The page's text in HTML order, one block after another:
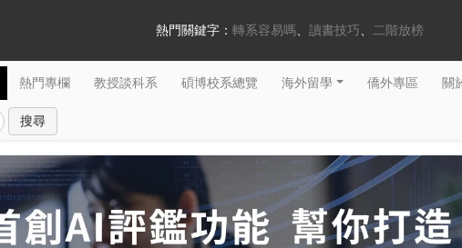
熱門關鍵字： 轉系容易嗎 讀書技巧 二階放榜
熱門專欄 教授談科系 碩博校系總覽 海外留學 僑外專區 關